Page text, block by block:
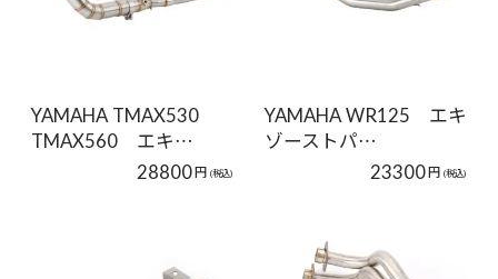
YAMAHA TMAX530
TMAX560 エキ…
28800円 (税込)
YAMAHA WR125 エキ
ゾーストパ…
23300円 (税込)